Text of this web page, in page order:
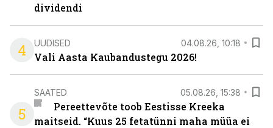
dividendi
4 UUDISED 04.08.26, 10:18
Vali Aasta Kaubandustegu 2026!
5
SAATED 05.08.26, 15:38
Pereettevõte toob Eestisse Kreeka
maitseid. “Kuus 25 fetatünni maha müüa ei